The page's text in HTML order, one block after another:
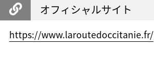
オフィシャルサイト
https://www.laroutedoccitanie.fr/